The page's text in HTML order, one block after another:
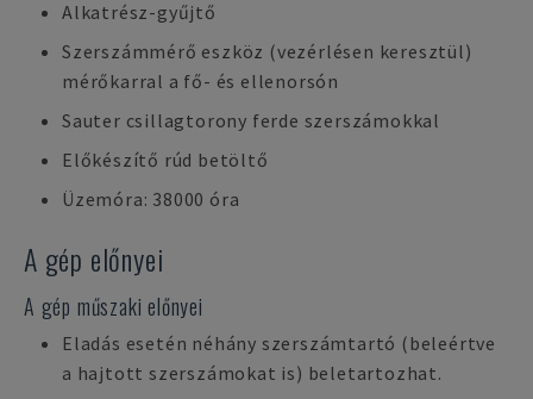
Alkatrész-gyűjtő
Szerszámmérő eszköz (vezérlésen keresztül)
mérőkarral a fő- és ellenorsón
Sauter csillagtorony ferde szerszámokkal
Előkészítő rúd betöltő
Üzemóra: 38000 óra
A gép előnyei
A gép műszaki előnyei
Eladás esetén néhány szerszámtartó (beleértve
a hajtott szerszámokat is) beletartozhat.